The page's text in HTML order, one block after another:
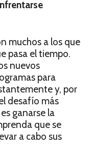
muchos a los que
pasa el tiempo.
nuevos
para
y, por
desafío más
ganarse la
que se
a cabo sus